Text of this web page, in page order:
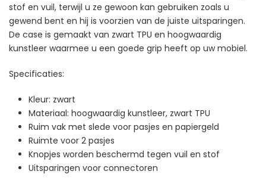
stof en vuil, terwijl u ze gewoon kan gebruiken zoals u
gewend bent en hij is voorzien van de juiste uitsparingen.
De case is gemaakt van zwart TPU en hoogwaardig
kunstleer waarmee u een goede grip heeft op uw mobiel.
Specificaties:
Kleur: zwart
Materiaal: hoogwaardig kunstleer, zwart TPU
Ruim vak met slede voor pasjes en papiergeld
Ruimte voor 2 pasjes
Knopjes worden beschermd tegen vuil en stof
Uitsparingen voor connectoren